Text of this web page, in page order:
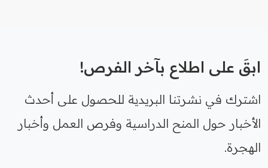
ابقَ على اطلاع بآخر الفرص!
اشترك في نشرتنا البريدية للحصول على أحدث
الأخبار حول المنح الدراسية وفرص العمل وأخبار
الهجرة.